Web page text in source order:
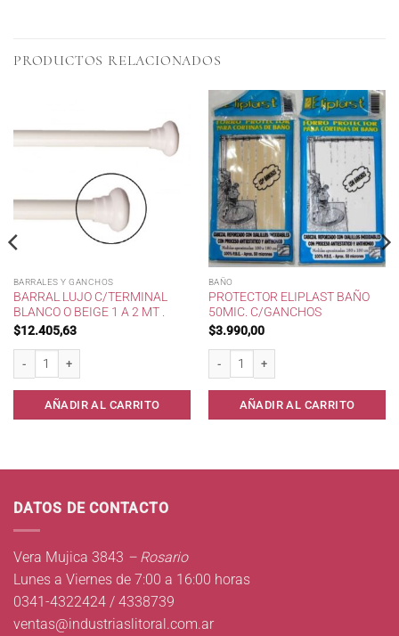
PRODUCTOS RELACIONADOS
BARRALES Y GANCHOS
BARRAL LUJO C/TERMINAL
BLANCO O BEIGE 1 A 2 MT .
$12.405,63
Barral Lujo c/terminal Blanco o Beige 1 a 2 mt . cantidad
AÑADIR AL CARRITO
BAÑO
PROTECTOR ELIPLAST BAÑO
50MIC. C/GANCHOS
$3.990,00
Protector Eliplast Baño 50mic. c/
AÑADIR AL CARRITO
cc . cantidad
DATOS DE CONTACTO
Vera Mujica 3843 – Rosario
Lunes a Viernes de 7:00 a 16:00 horas
0341-4322424 / 4338739
ventas@industriaslitoral.com.ar